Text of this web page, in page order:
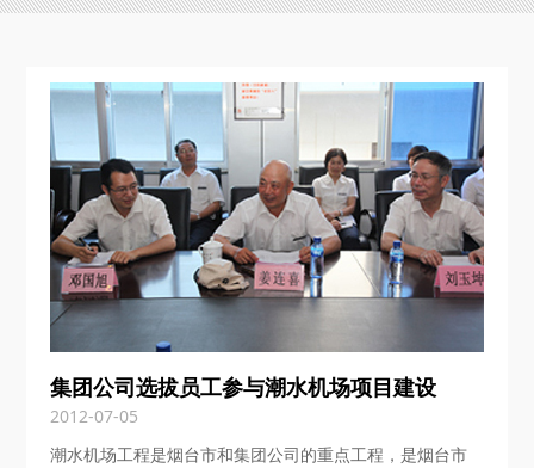
集团公司选拔员工参与潮水机场项目建设
2012-07-05
潮水机场工程是烟台市和集团公司的重点工程，是烟台市